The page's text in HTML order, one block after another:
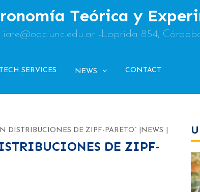
Teórica y
iate@oac.unc.edu.ar -Laprida 854,
TECH SERVICES NEWS CONTACT
DISTRIBUCIONES DE ZIPF-PARETO” NEWS
DE ZIPF-